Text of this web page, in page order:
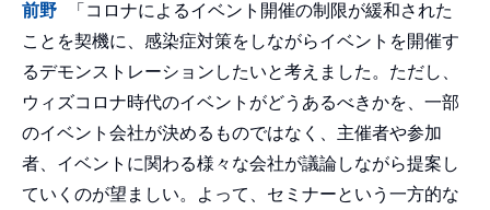
前野
「コロナによるイベント開催の制限が緩和された
ことを契機に、感染症対策をしながらイベントを開催す
るデモンストレーションしたいと考えました。ただし、
ウィズコロナ時代のイベントがどうあるべきかを、一部
のイベント会社が決めるものではなく、主催者や参加
者、イベントに関わる様々な会社が議論しながら提案し
ていくのが望ましい。よって、セミナーという一方的な